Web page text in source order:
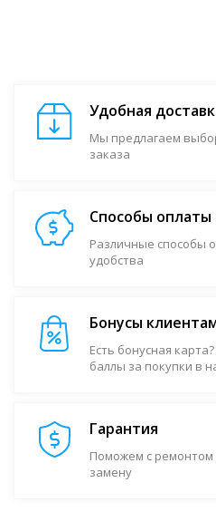
Удобная
Мы предлагаем
заказа
Способы оплаты
Различные способы
удобства
Бонусы
Есть бонусная
баллы за покупки в
Гарантия
Поможем с
замену